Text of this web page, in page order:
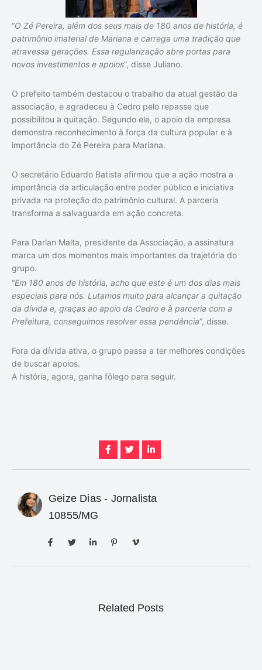
“O Zé Pereira, além dos seus mais de 180 anos de história, é
patrimônio imaterial de Mariana e carrega uma tradição que
atravessa gerações. Essa regularização abre portas para
novos investimentos e apoios”, disse Juliano.
O prefeito também destacou o trabalho da atual gestão da
associação, e agradeceu à Cedro pelo repasse que
possibilitou a quitação. Segundo ele, o apoio da empresa
demonstra reconhecimento à força da cultura popular e à
importância do Zé Pereira para Mariana.
O secretário Eduardo Batista afirmou que a ação mostra a
importância da articulação entre poder público e iniciativa
privada na proteção do patrimônio cultural. A parceria
transforma a salvaguarda em ação concreta.
Para Darlan Malta, presidente da Associação, a assinatura
marca um dos momentos mais importantes da trajetória do
grupo.
“Em 180 anos de história, acho que este é um dos dias mais
especiais para nós. Lutamos muito para alcançar a quitação
da dívida e, graças ao apoio da Cedro e à parceria com a
Prefeitura, conseguimos resolver essa pendência”, disse.
Fora da dívida ativa, o grupo passa a ter melhores condições
de buscar apoios.
A história, agora, ganha fôlego para seguir.
Geize Dias - Jornalista
10855/MG
Related Posts